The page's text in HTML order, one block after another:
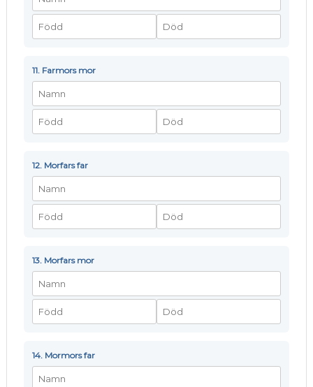
11. Farmors mor
12. Morfars far
13. Morfars mor
14. Mormors far